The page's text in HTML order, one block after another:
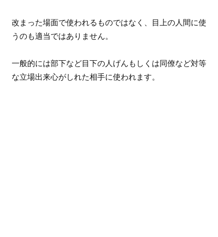
改まった場面で使われるものではなく、目上の人間に使
うのも適当ではありません。
一般的には部下など目下の人げんもしくは同僚など対等
な立場出来心がしれた相手に使われます。